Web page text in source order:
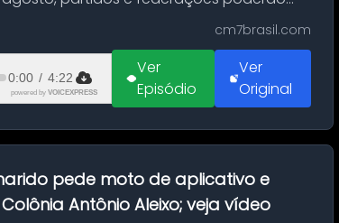
cm7brasil.com
0:00 / 4:22
powered by VOICEXPRESS
Ver
Episódio
Ver
Original
pede moto de aplicativo e
Antônio Aleixo; veja vídeo